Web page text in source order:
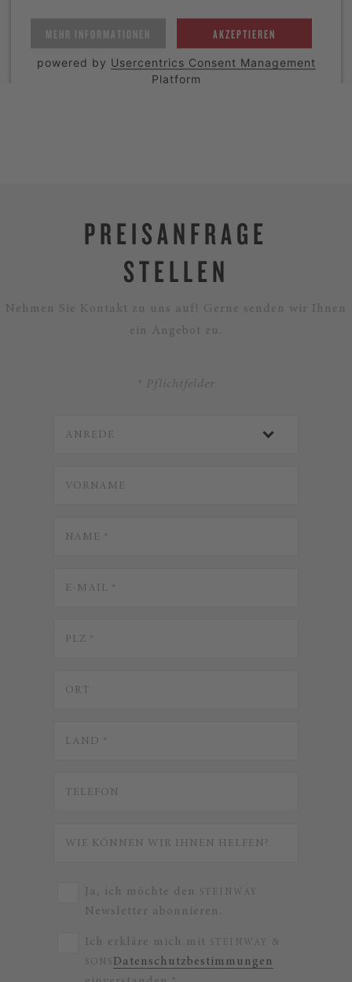
MEHR INFORMATIONEN AKZEPTIEREN
powered by Usercentrics Consent Management
Platform
PREISANFRAGE
STELLEN
Nehmen Sie Kontakt zu uns auf! Gerne senden wir Ihnen
ein Angebot zu.
* Pflichtfelder
Ja, ich möchte den STEINWAY
Newsletter abonnieren.
Ich erkläre mich mit STEINWAY &
SONS Datenschutzbestimmungen